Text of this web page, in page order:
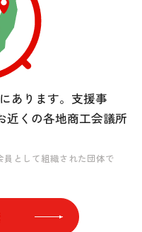
あります。 支援事
近くの各地商工会議所
として組織された団体で